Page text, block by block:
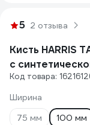
5 2 отзыва
Кисть HARRIS
с
Код товара:
Ширина
75 мм
100 мм